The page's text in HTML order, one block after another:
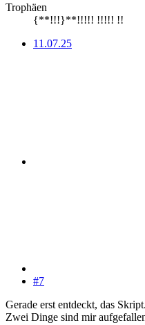
Trophäen
{**!!!}**!!!!! !!!!! !!
11.07.25
#7
Gerade erst entdeckt, das
Zwei Dinge sind mir